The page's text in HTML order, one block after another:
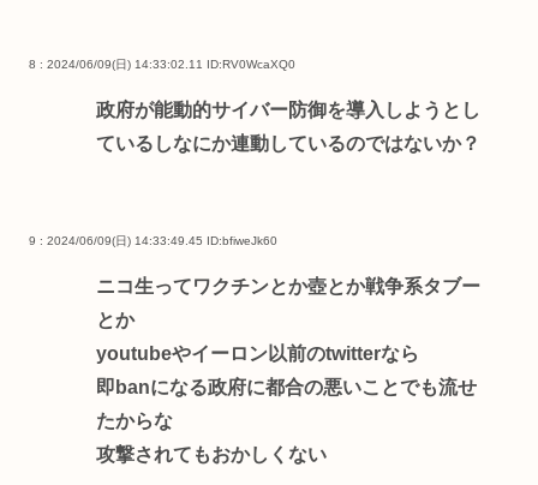
8 : 2024/06/09(日) 14:33:02.11 ID:RV0WcaXQ0
政府が能動的サイバー防御を導入しようとし
ているしなにか連動しているのではないか？
9 : 2024/06/09(日) 14:33:49.45 ID:bfiweJk60
ニコ生ってワクチンとか壺とか戦争系タブー
とか
youtubeやイーロン以前のtwitterなら
即banになる政府に都合の悪いことでも流せ
たからな
攻撃されてもおかしくない